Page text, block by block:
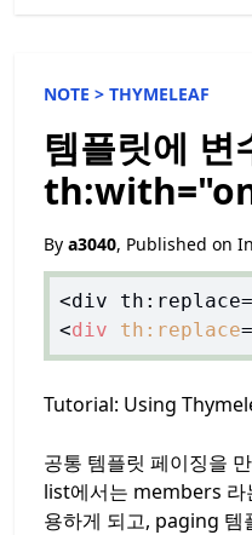
NOTE > THYMELEAF
템플릿에 변
By a3040, Published on
<div th:replace=
<div th:replace=
Tutorial: Using
공통 템플릿 페이징을
list에서는 members 라
용하게 되고, paging 템